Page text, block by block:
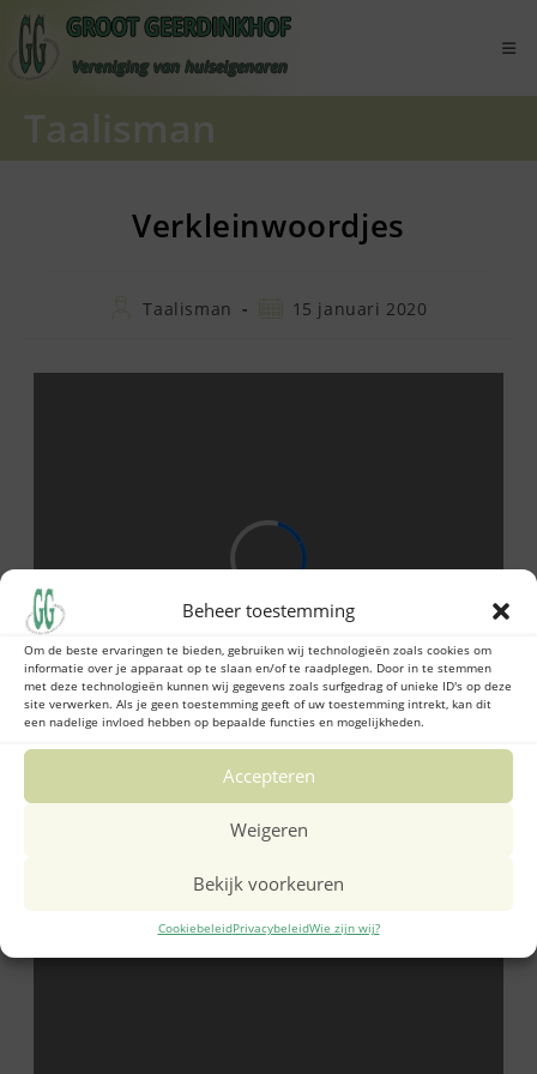
Beheer toestemming
Om de beste ervaringen te bieden, gebruiken wij technologieën zoals cookies om
informatie over je apparaat op te slaan en/of te raadplegen. Door in te stemmen
met deze technologieën kunnen wij gegevens zoals surfgedrag of unieke ID's op deze
site verwerken. Als je geen toestemming geeft of uw toestemming intrekt, kan dit
een nadelige invloed hebben op bepaalde functies en mogelijkheden.
Accepteren
Weigeren
Bekijk voorkeuren
CookiebeleidPrivacybeleidWie zijn wij?
naar
inhoud
Taalisman
Verkleinwoordjes
BerichtTaalisman
Bericht15 januari 2020